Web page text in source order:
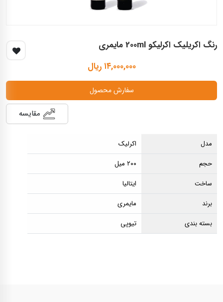
رنگ اكريليک اكرليكو 200ml مايمری
۱۴,۰۰۰,۰۰۰ ریال
سفارش محصول
مقایسه
مدل
اکرلیک
حجم
۲۰۰ میل
ساخت
ایتالیا
برند
مایمری
بسته بندی
تیوپی